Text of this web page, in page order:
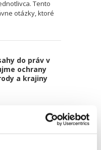
Tento
otázky, ktoré
do práv v
ochrany
a krajiny